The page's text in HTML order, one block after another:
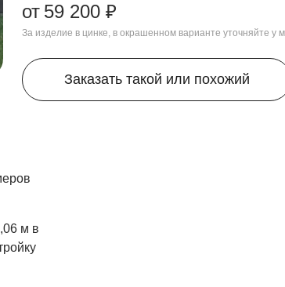
от 59 200 ₽
За изделие в цинке, в окрашенном варианте уточняйте у
Заказать такой или похожий
м в